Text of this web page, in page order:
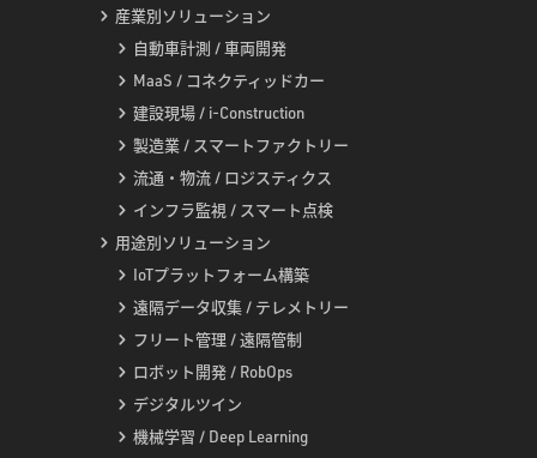
産業別ソリューション
自動車計測 / 車両開発
MaaS / コネクティッドカー
建設現場 / i-Construction
製造業 / スマートファクトリー
流通・物流 / ロジスティクス
インフラ監視 / スマート点検
用途別ソリューション
IoTプラットフォーム構築
遠隔データ収集 / テレメトリー
フリート管理 / 遠隔管制
ロボット開発 / RobOps
デジタルツイン
機械学習 / Deep Learning